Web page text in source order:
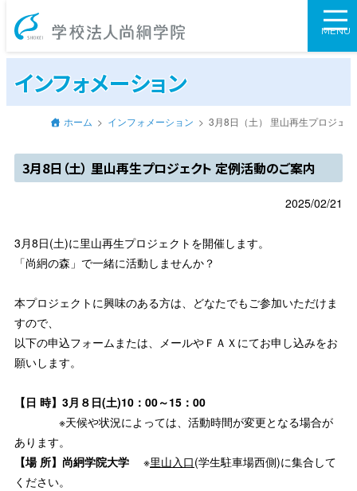
学校法人尚絅学
MENU
インフォメーション
ホーム インフォメーション 3月8日（土） 里山再生プロジェ
3月8日（土） 里山再生プロジェクト 定例活動のご案内
2025/02/21
3月8日(土)に里山再生プロジェクトを開催します。
「尚絅の森」で一緒に活動しませんか？
本プロジェクトに興味のある方は、どなたでもご参加いただけま
すので、
以下の申込フォームまたは、メールやＦＡＸにてお申し込みをお
願いします。
【日 時】3月８日(土)10：00～15：00
※天候や状況によっては、活動時間が変更となる場合が
あります。
【場 所】尚絅学院大学 ※里山入口(学生駐車場西側)に集合して
ください。